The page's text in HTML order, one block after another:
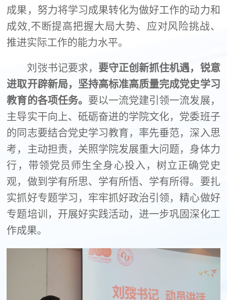
成果，努力将学习成果转化为做好工作的动力和
成效,不断提高把握大局大势、应对风险挑战、
推进实际工作的能力水平。
刘弢书记要求， 要守正创新抓住机遇，锐意
进取开辟新局，坚持高标准高质量完成党史学习
教育的各项任务。 要以一流党建引领一流发展，
主导实干向上、砥砺奋进的学院文化，党委班子
的同志要结合党史学习教育，率先垂范，深入思
考，主动担责，关照学院发展重大问题，身体力
行，带领党员师生全身心投入，树立正确党史
观，做到学有所思、学有所悟、学有所得。要扎
实抓好专题学习，牢牢抓好政治引领，精心做好
专题培训，开展好实践活动，进一步巩固深化工
作成果。